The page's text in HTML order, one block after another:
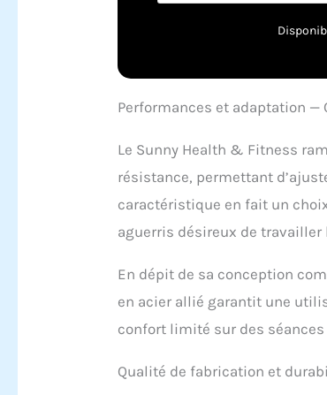
Performances et adaptation
Le Sunny Health & Fitness
résistance, permettant
caractéristique en fait un
aguerris désireux de travailler
En dépit de sa conception
en acier allié garantit une
confort limité sur des séances
Qualité de fabrication et